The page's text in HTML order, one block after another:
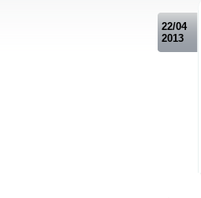
22/04
2013